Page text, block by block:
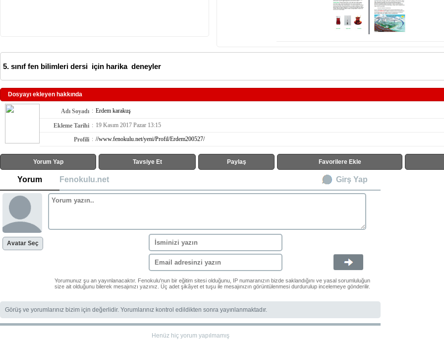
5. sınıf fen bilimleri dersi için harika deneyler
Dosyayı ekleyen hakkında
Adı Soyadı : Erdem karakuş
Ekleme Tarihi : 19 Kasım 2017 Pazar 13:15
Profili : //www.fenokulu.net/yeni/Profil/Erdem200527/
Yorum Yap Tavsiye Et Paylaş Favorilere Ekle
Yorum Fenokulu.net Girş Yap
Avatar Seç
Yorumunuz şu an yayınlanacaktır. Fenokulu'nun bir eğitim sitesi olduğunu, IP numaranızın bizde saklandığını ve yasal sorumluluğun
size ait olduğunu bilerek mesajınızı yazınız. Üç adet şikâyet et tuşu ile mesajınızın görüntülenmesi durdurulup incelemeye gönderilir.
Görüş ve yorumlarınız bizim için değerlidir. Yorumlarınız kontrol edildikten sonra yayınlanmaktadır.
Henüz hiç yorum yapılmamış